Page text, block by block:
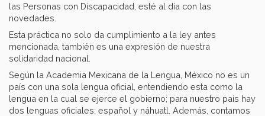
las Personas con Discapacidad, esté al día con las
novedades.
Esta práctica no solo da cumplimiento a la ley antes
mencionada, también es una expresión de nuestra
solidaridad nacional.
Según la Academia Mexicana de la Lengua, México no es un
país con una sola lengua oficial, entendiendo esta como la
lengua en la cual se ejerce el gobierno; para nuestro país hay
dos lenguas oficiales: español y náhuatl. Además, contamos